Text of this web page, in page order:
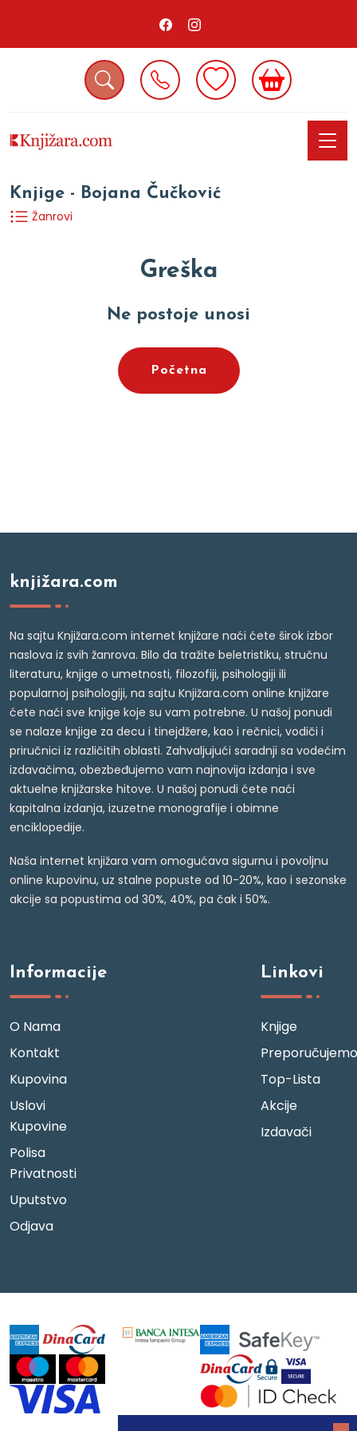
Knjige - Bojana Čučković
Žanrovi
Greška
Ne postoje unosi
Početna
knjižara.com
Na sajtu Knjižara.com internet knjižare naći ćete širok izbor
naslova iz svih žanrova. Bilo da tražite beletristiku, stručnu
literaturu, knjige o umetnosti, filozofiji, psihologiji ili
popularnoj psihologiji, na sajtu Knjižara.com online knjižare
ćete naći sve knjige koje su vam potrebne. U našoj ponudi
se nalaze knjige za decu i tinejdžere, kao i rečnici, vodiči i
priručnici iz različitih oblasti. Zahvaljujući saradnji sa vodećim
izdavačima, obezbeđujemo vam najnovija izdanja i sve
aktuelne knjižarske hitove. U našoj ponudi ćete naći
kapitalna izdanja, izuzetne monografije i obimne
enciklopedije.
Naša internet knjižara vam omogućava sigurnu i povoljnu
online kupovinu, uz stalne popuste od 10-20%, kao i sezonske
akcije sa popustima od 30%, 40%, pa čak i 50%.
Informacije
O Nama
Kontakt
Kupovina
Uslovi
Kupovine
Polisa
Privatnosti
Uputstvo
Odjava
Linkovi
Knjige
Preporučujemo
Top-Lista
Akcije
Izdavači